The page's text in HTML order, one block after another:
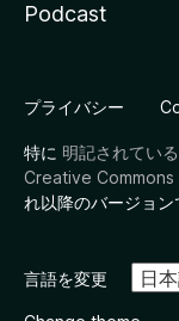
Podcast
プライバシー
特に 明記されている
Creative Commons
れ以降のバージョン
言語を変更